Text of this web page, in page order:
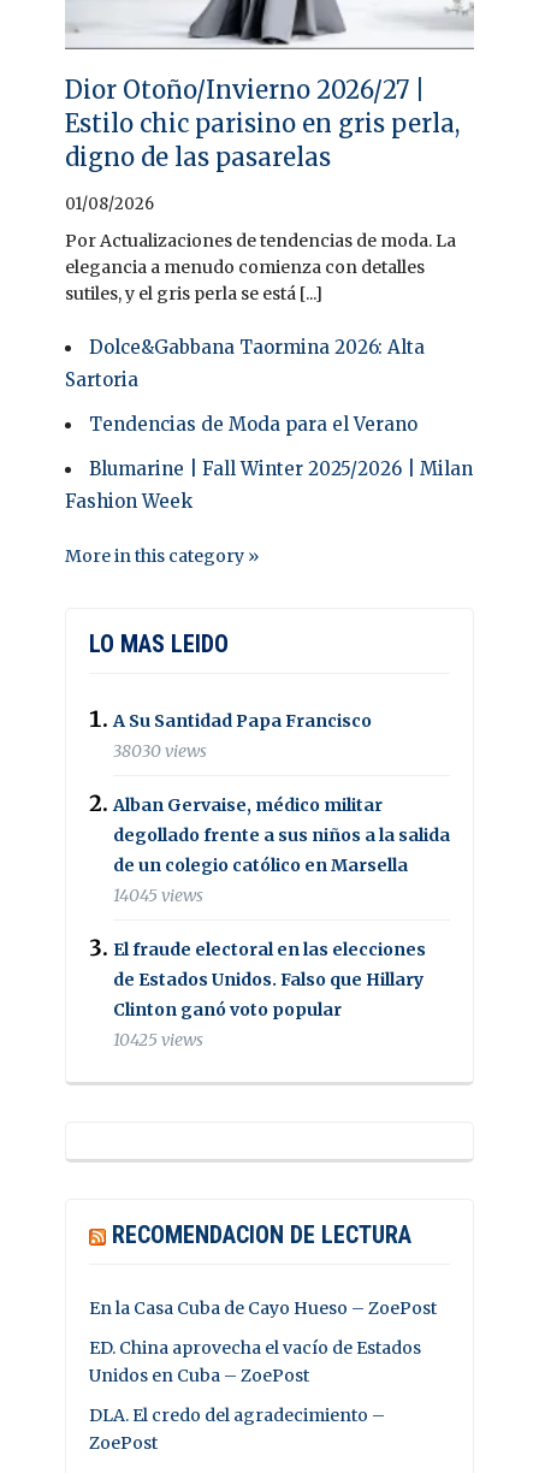
Dior Otoño/Invierno 2026/27 |
Estilo chic parisino en gris perla,
digno de las pasarelas
01/08/2026
Por Actualizaciones de tendencias de moda. La
elegancia a menudo comienza con detalles
sutiles, y el gris perla se está [...]
Dolce&Gabbana Taormina 2026: Alta
Sartoria
Tendencias de Moda para el Verano
Blumarine | Fall Winter 2025/2026 | Milan
Fashion Week
More in this category »
LO MAS LEIDO
A Su Santidad Papa Francisco
38030 views
Alban Gervaise, médico militar
degollado frente a sus niños a la salida
de un colegio católico en Marsella
14045 views
El fraude electoral en las elecciones
de Estados Unidos. Falso que Hillary
Clinton ganó voto popular
10425 views
RECOMENDACION DE LECTURA
En la Casa Cuba de Cayo Hueso – ZoePost
ED. China aprovecha el vacío de Estados
Unidos en Cuba – ZoePost
DLA. El credo del agradecimiento –
ZoePost